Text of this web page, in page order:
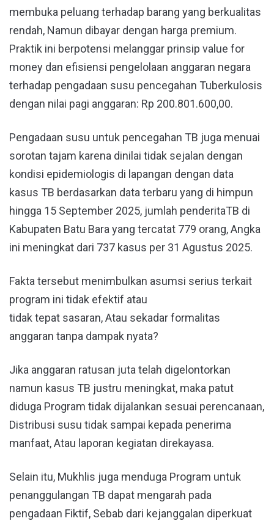
membuka peluang terhadap barang yang berkualitas
rendah, Namun dibayar dengan harga premium.
Praktik ini berpotensi melanggar prinsip value for
money dan efisiensi pengelolaan anggaran negara
terhadap pengadaan susu pencegahan Tuberkulosis
dengan nilai pagi anggaran: Rp 200.801.600,00.
Pengadaan susu untuk pencegahan TB juga menuai
sorotan tajam karena dinilai tidak sejalan dengan
kondisi epidemiologis di lapangan dengan data
kasus TB berdasarkan data terbaru yang di himpun
hingga 15 September 2025, jumlah penderitaTB di
Kabupaten Batu Bara yang tercatat 779 orang, Angka
ini meningkat dari 737 kasus per 31 Agustus 2025.
Fakta tersebut menimbulkan asumsi serius terkait
program ini tidak efektif atau
tidak tepat sasaran, Atau sekadar formalitas
anggaran tanpa dampak nyata?
Jika anggaran ratusan juta telah digelontorkan
namun kasus TB justru meningkat, maka patut
diduga Program tidak dijalankan sesuai perencanaan,
Distribusi susu tidak sampai kepada penerima
manfaat, Atau laporan kegiatan direkayasa.
Selain itu, Mukhlis juga menduga Program untuk
penanggulangan TB dapat mengarah pada
pengadaan Fiktif, Sebab dari kejanggalan diperkuat